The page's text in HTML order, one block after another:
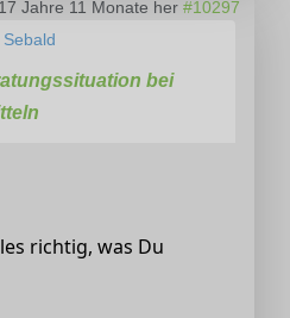
17 Jahre 11 Monate her #10297
Sebald
bei
richtig, was Du